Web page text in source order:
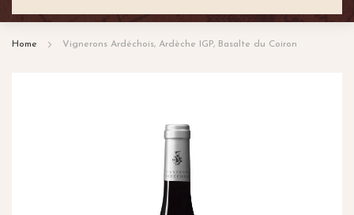
Home Vignerons Ardéchois, Ardèche IGP, Basalte du Coiron